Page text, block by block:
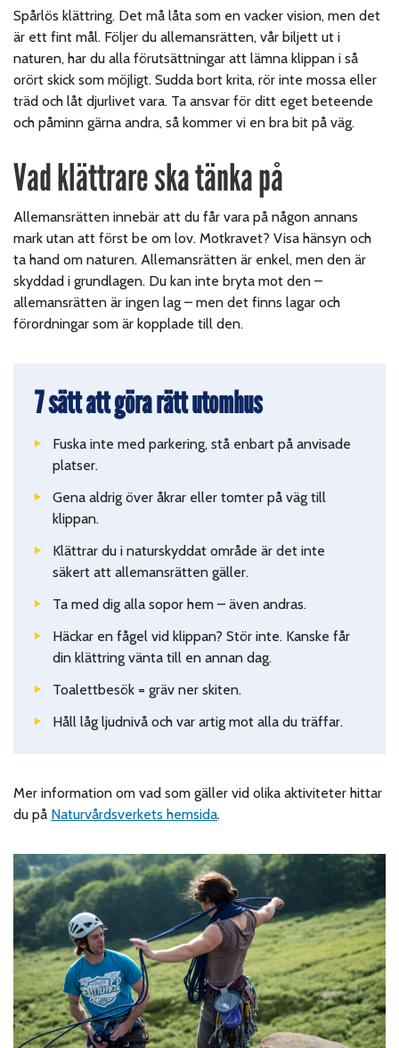
Spårlös klättring. Det må låta som en vacker vision, men det
är ett fint mål. Följer du allemansrätten, vår biljett ut i
naturen, har du alla förutsättningar att lämna klippan i så
orört skick som möjligt. Sudda bort krita, rör inte mossa eller
träd och låt djurlivet vara. Ta ansvar för ditt eget beteende
och påminn gärna andra, så kommer vi en bra bit på väg.
Vad klättrare ska tänka på
Allemansrätten innebär att du får vara på någon annans
mark utan att först be om lov. Motkravet? Visa hänsyn och
ta hand om naturen. Allemansrätten är enkel, men den är
skyddad i grundlagen. Du kan inte bryta mot den –
allemansrätten är ingen lag – men det finns lagar och
förordningar som är kopplade till den.
7 sätt att göra rätt utomhus
Fuska inte med parkering, stå enbart på anvisade
platser.
Gena aldrig över åkrar eller tomter på väg till
klippan.
Klättrar du i naturskyddat område är det inte
säkert att allemansrätten gäller.
Ta med dig alla sopor hem – även andras.
Häckar en fågel vid klippan? Stör inte. Kanske får
din klättring vänta till en annan dag.
Toalettbesök = gräv ner skiten.
Håll låg ljudnivå och var artig mot alla du träffar.
Mer information om vad som gäller vid olika aktiviteter hittar
du på Naturvårdsverkets hemsida.